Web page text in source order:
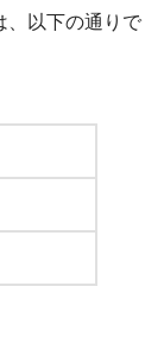
、以下の通りで